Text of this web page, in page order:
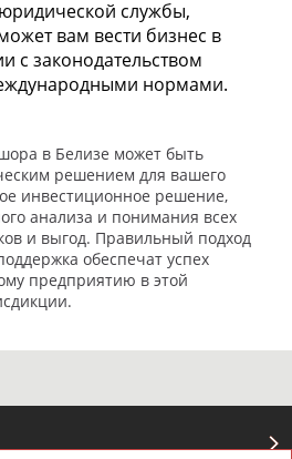
службы,
вам вести бизнес в
с законодательством
нормами.
в Белизе может быть
решением для вашего
инвестиционное решение,
анализа и понимания всех
и выгод. Правильный подход
обеспечат успех
предприятию в этой